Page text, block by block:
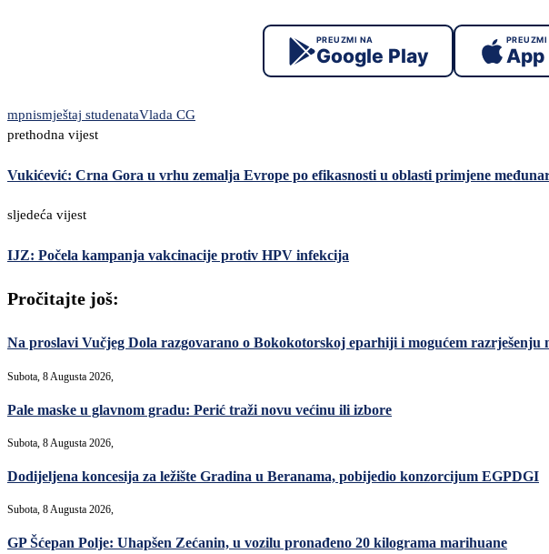
PREUZMI NA
Google Play
PREUZMI
mpnismještaj studenataVlada CG
prethodna vijest
Vukićević: Crna Gora u vrhu zemalja Evrope po efikasnosti u oblasti primjene
sljedeća vijest
IJZ: Počela kampanja vakcinacije protiv HPV infekcija
Pročitajte još:
Na proslavi Vučjeg Dola razgovarano o Bokokotorskoj eparhiji i mogućem razrješenju
Subota, 8 Augusta 2026,
Pale maske u glavnom gradu: Perić traži novu većinu ili izbore
Subota, 8 Augusta 2026,
Dodijeljena koncesija za ležište Gradina u Beranama, pobijedio konzorcijum EGPDGI
Subota, 8 Augusta 2026,
GP Šćepan Polje: Uhapšen Zećanin, u vozilu pronađeno 20 kilograma marihuane